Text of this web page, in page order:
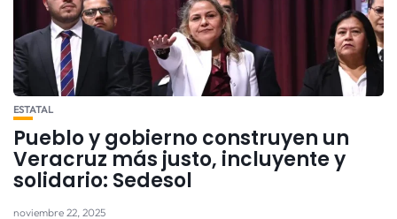
ESTATAL
Pueblo y gobierno construyen un
Veracruz más justo, incluyente y
solidario: Sedesol
noviembre 22, 2025